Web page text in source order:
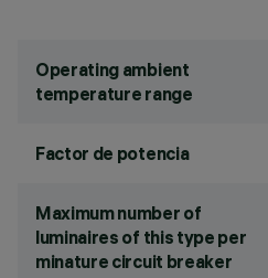
Operating ambient
temperature range
Factor de potencia
Maximum number of
luminaires of this type per
minature circuit breaker